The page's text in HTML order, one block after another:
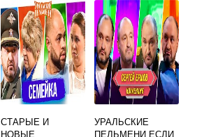
СТАРЫЕ И
НОВЫЕ
УРАЛЬСКИЕ
ПЕЛЬМЕНИ ЕСЛИ